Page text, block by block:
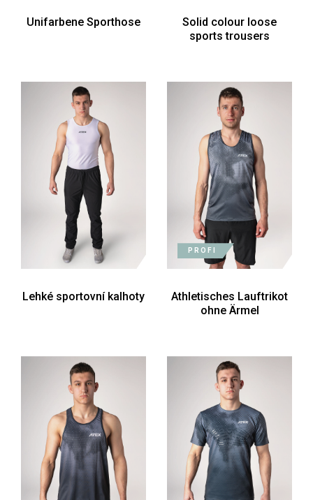
Unifarbene Sporthose
Solid colour loose
sports trousers
Lehké sportovní kalhoty
PROFI
Athletisches Lauftrikot
ohne Ärmel